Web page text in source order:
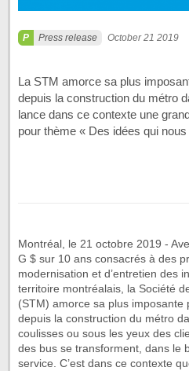
Press release October 21 2019
La STM amorce sa plus
depuis la construction du métro
lance dans ce contexte une
pour thème « Des idées qui
Montréal, le 21 octobre 2019 -
G $ sur 10 ans consacrés à des
modernisation et d’entretien des
territoire montréalais, la Société
(STM) amorce sa plus imposante
depuis la construction du métro
coulisses ou sous les yeux des
des bus se transforment, dans le
service. C’est dans ce contexte